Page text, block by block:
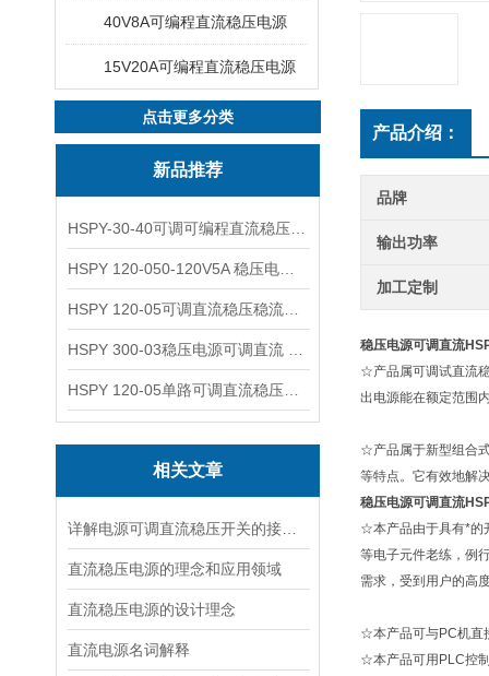
40V8A可编程直流稳压电源
15V20A可编程直流稳压电源
点击更多分类
新品推荐
相关文章
直流稳压电源的理念和应用领域
直流稳压电源的设计理念
直流电源名词解释
产品介绍：
品牌
输出功率
加工定制
稳压电源可调直流
☆产品属可调试直流
出电源能在额定范围
☆产品属于新型组合
等特点。它有效地解
稳压电源可调直流
☆本产品由于具有*的
等电子元件老练，例
需求，受到用户的高
☆本产品可与PC机直
☆本产品可用PLC控